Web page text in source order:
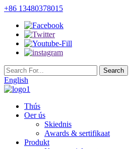
+86 13480378015
English
Thús
Oer ús
Skiednis
Awards & sertifikaat
Produkt